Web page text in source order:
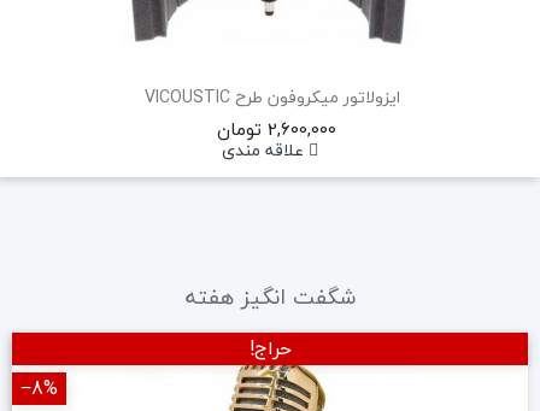
ایزولاتور میکروفون طرح ‏VICOUSTIC‏ ‏
2,600,000 تومان
علاقه مندی
شگفت انگیز هفته
حراج!
‎−8%